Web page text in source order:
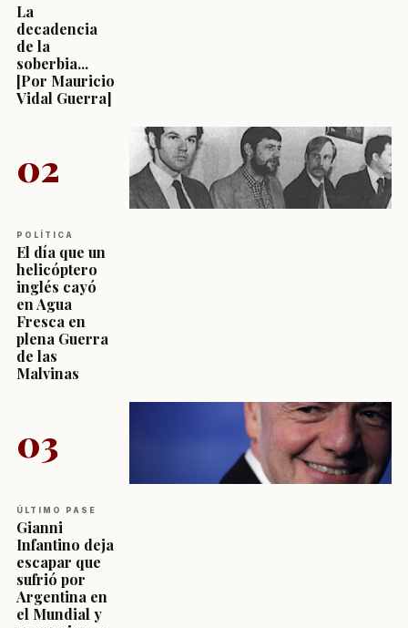
La
decadencia
de la
soberbia...
[Por Mauricio
Vidal Guerra]
02
POLÍTICA
El día que un
helicóptero
inglés cayó
en Agua
Fresca en
plena Guerra
de las
Malvinas
03
ÚLTIMO PASE
Gianni
Infantino deja
escapar que
sufrió por
Argentina en
el Mundial y